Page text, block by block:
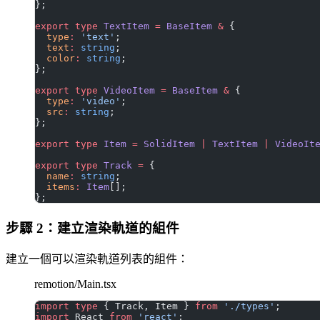
};
export type TextItem = BaseItem & {
  type
: 'text' ;
  text
: string ;
  color
: string ;
};
export type VideoItem = BaseItem & {
  type
: 'video' ;
  src
: string ;
};
export type Item = SolidItem TextItem
export type Track = {
  name
: string ;
  items
: Item [];
};
步驟 2：建立渲染軌道的組件
建立一個可以渲染軌道列表的組件：
remotion/Main.tsx
import type { Track, Item } from './types' ;
import React from 'react' ;